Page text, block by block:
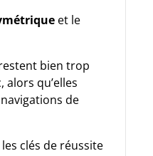
et le
bien trop
alors qu’elles
de
clés de réussite